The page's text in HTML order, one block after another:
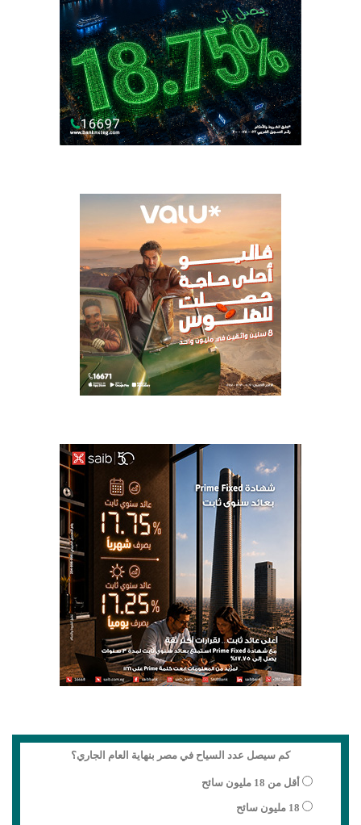
كم سيصل عدد السياح في مصر بنهاية العام الجاري؟
أقل من 18 مليون سائح
18 مليون سائح